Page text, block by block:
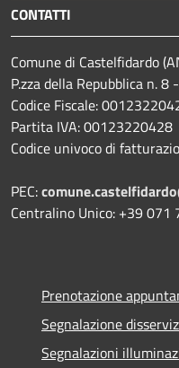
CONTATTI
Comune di Castelfidardo
P.zza della Repubblica n. 8
Codice Fiscale:
Partita IVA: 00123220428
Codice univoco di
PEC:
Centralino Unico: +39 071
Prenotazione
Segnalazione
Segnalazioni